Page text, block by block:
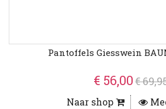
Pantoffels Giesswein
€ 56,00€
Naar shop